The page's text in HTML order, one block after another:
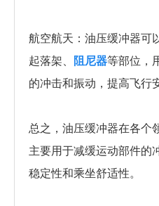
航空航天：油压缓冲器可
起落架、
阻尼器等部位，
的冲击和振动，提高飞行
总之，油压缓冲器在各个
主要用于减缓运动部件的
稳定性和乘坐舒适性。